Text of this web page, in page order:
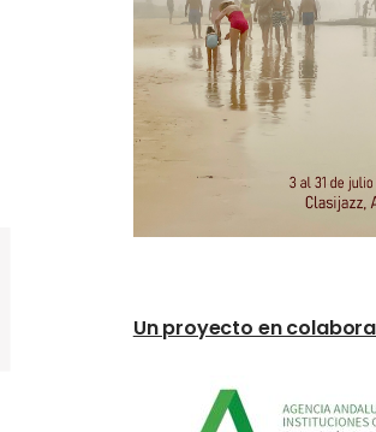
Un proyecto en